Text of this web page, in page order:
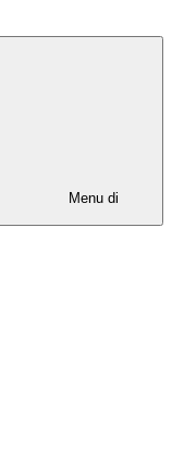
Menu di